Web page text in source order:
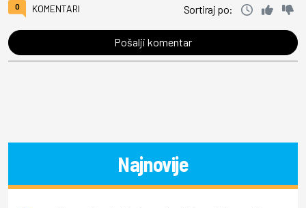
0 KOMENTARI Sortiraj po:
Pošalji komentar
Najnovije